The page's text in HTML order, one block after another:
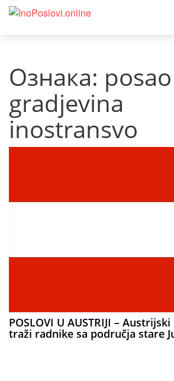
Ознака: posao
gradjevina
inostransvo
POSLOVI U AUSTRIJI –
traži radnike sa područja stare